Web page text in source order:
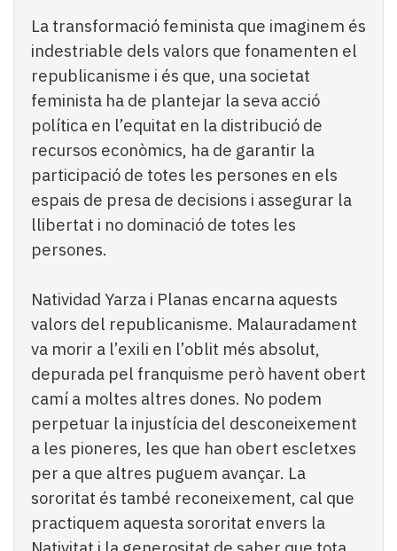
La transformació feminista que imaginem és
indestriable dels valors que fonamenten el
republicanisme i és que, una societat
feminista ha de plantejar la seva acció
política en l’equitat en la distribució de
recursos econòmics, ha de garantir la
participació de totes les persones en els
espais de presa de decisions i assegurar la
llibertat i no dominació de totes les
persones.
Natividad Yarza i Planas encarna aquests
valors del republicanisme. Malauradament
va morir a l’exili en l’oblit més absolut,
depurada pel franquisme però havent obert
camí a moltes altres dones. No podem
perpetuar la injustícia del desconeixement
a les pioneres, les que han obert escletxes
per a que altres puguem avançar. La
sororitat és també reconeixement, cal que
practiquem aquesta sororitat envers la